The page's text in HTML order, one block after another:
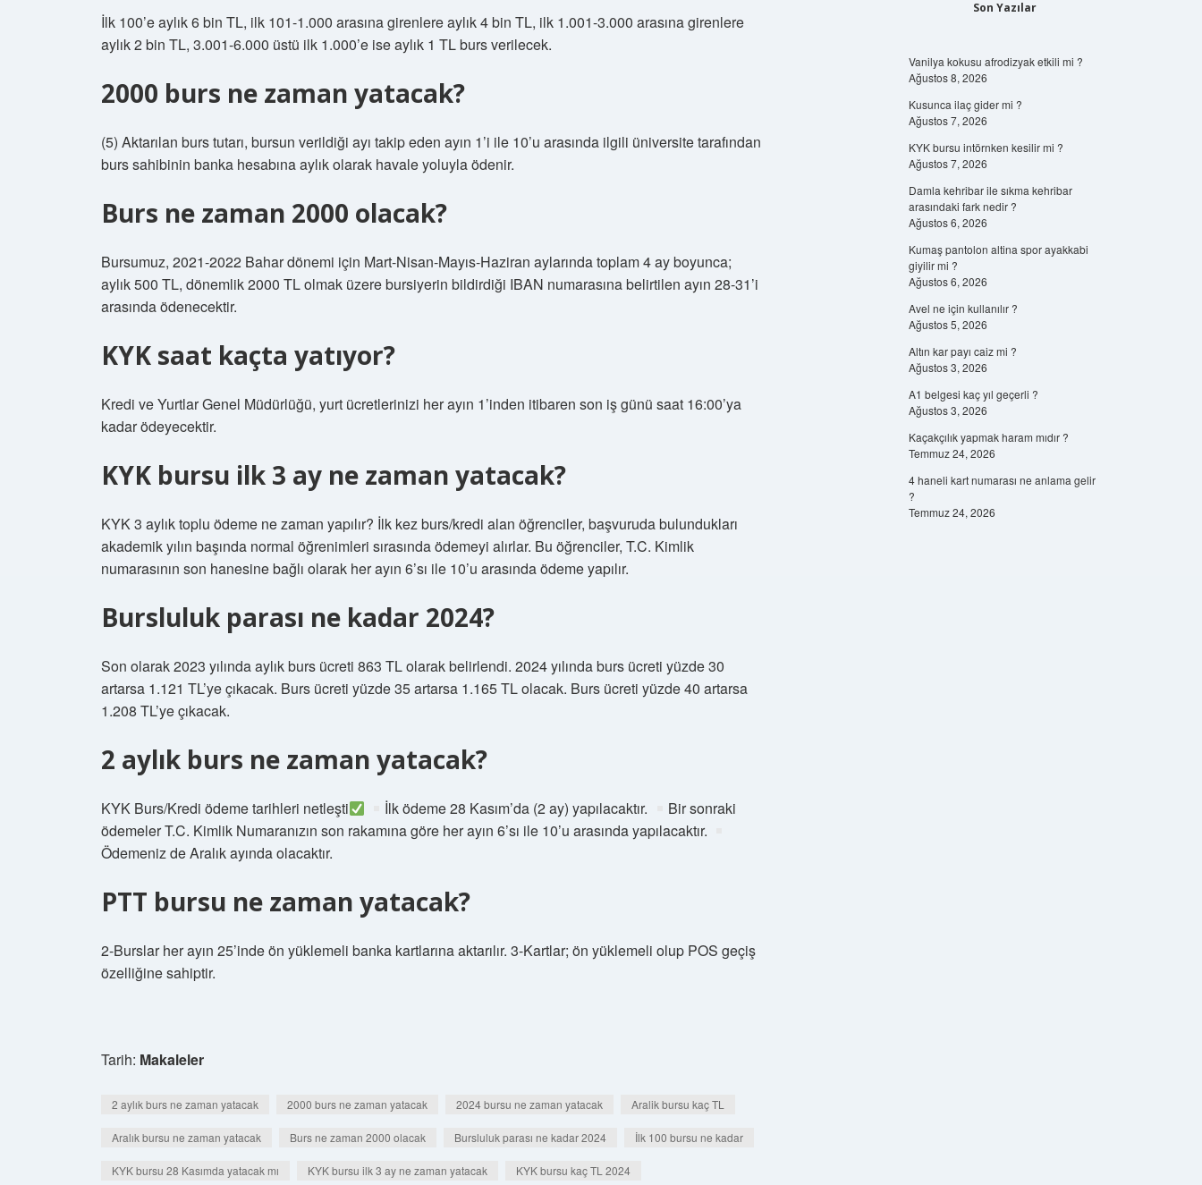
İlk 100’e aylık 6 bin TL, ilk 101-1.000 arasına girenlere aylık 4 bin TL, ilk 1.001-3.000 arasına girenlere
aylık 2 bin TL, 3.001-6.000 üstü ilk 1.000’e ise aylık 1 TL burs verilecek.
2000 burs ne zaman yatacak?
(5) Aktarılan burs tutarı, bursun verildiği ayı takip eden ayın 1’i ile 10’u arasında ilgili üniversite tarafından
burs sahibinin banka hesabına aylık olarak havale yoluyla ödenir.
Burs ne zaman 2000 olacak?
Bursumuz, 2021-2022 Bahar dönemi için Mart-Nisan-Mayıs-Haziran aylarında toplam 4 ay boyunca;
aylık 500 TL, dönemlik 2000 TL olmak üzere bursiyerin bildirdiği IBAN numarasına belirtilen ayın 28-31’i
arasında ödenecektir.
KYK saat kaçta yatıyor?
Kredi ve Yurtlar Genel Müdürlüğü, yurt ücretlerinizi her ayın 1’inden itibaren son iş günü saat 16:00’ya
kadar ödeyecektir.
KYK bursu ilk 3 ay ne zaman yatacak?
KYK 3 aylık toplu ödeme ne zaman yapılır? İlk kez burs/kredi alan öğrenciler, başvuruda bulundukları
akademik yılın başında normal öğrenimleri sırasında ödemeyi alırlar. Bu öğrenciler, T.C. Kimlik
numarasının son hanesine bağlı olarak her ayın 6’sı ile 10’u arasında ödeme yapılır.
Bursluluk parası ne kadar 2024?
Son olarak 2023 yılında aylık burs ücreti 863 TL olarak belirlendi. 2024 yılında burs ücreti yüzde 30
artarsa ​​1.121 TL’ye çıkacak. Burs ücreti yüzde 35 artarsa ​​1.165 TL olacak. Burs ücreti yüzde 40 artarsa ​​
1.208 TL’ye çıkacak.
2 aylık burs ne zaman yatacak?
KYK Burs/Kredi ödeme tarihleri ​​netleşti İlk ödeme 28 Kasım’da (2 ay) yapılacaktır.
Bir sonraki
ödemeler T.C. Kimlik Numaranızın son rakamına göre her ayın 6’sı ile 10’u arasında yapılacaktır.
Ödemeniz de Aralık ayında olacaktır.
PTT bursu ne zaman yatacak?
2-Burslar her ayın 25’inde ön yüklemeli banka kartlarına aktarılır. 3-Kartlar; ön yüklemeli olup POS geçiş
özelliğine sahiptir.
Tarih: Makaleler
2 aylık burs ne zaman yatacak 2000 burs ne zaman yatacak 2024 bursu ne zaman yatacak Aralik bursu kaç TL
Aralık bursu ne zaman yatacak Burs ne zaman 2000 olacak Bursluluk parası ne kadar 2024 İlk 100 bursu ne kadar
KYK bursu 28 Kasımda yatacak mı KYK bursu ilk 3 ay ne zaman yatacak KYK bursu kaç TL 2024
Son Yazılar
Vanilya kokusu afrodizyak etkili mi ?
Ağustos 8, 2026
Kusunca ilaç gider mi ?
Ağustos 7, 2026
KYK bursu intörnken kesilir mi ?
Ağustos 7, 2026
Damla kehribar ile sıkma kehribar
arasındaki fark nedir ?
Ağustos 6, 2026
Kumaş pantolon altina spor ayakkabi
giyilir mi ?
Ağustos 6, 2026
Avel ne için kullanılır ?
Ağustos 5, 2026
Altın kar payı caiz mi ?
Ağustos 3, 2026
A1 belgesi kaç yıl geçerli ?
Ağustos 3, 2026
Kaçakçılık yapmak haram mıdır ?
Temmuz 24, 2026
4 haneli kart numarası ne anlama gelir
?
Temmuz 24, 2026